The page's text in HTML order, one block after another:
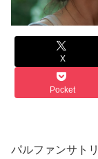
X
Pocket
パルファンサト